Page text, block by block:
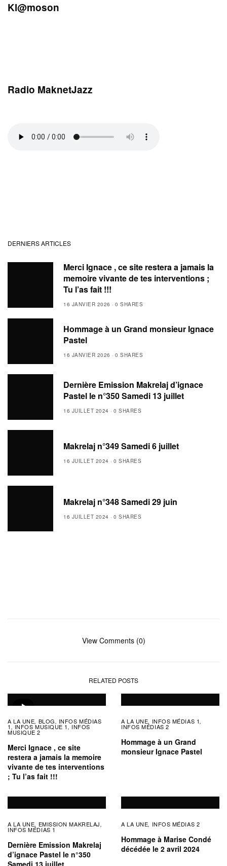
Kl@moson
Radio MaknetJazz
DERNIERS ARTICLES
Merci Ignace , ce site restera a jamais la
memoire vivante de tes interventions ;
Tu l’as fait !!!
16 JANVIER 2026 0 SHARES
Hommage à un Grand monsieur Ignace
Pastel
16 JANVIER 2026 0 SHARES
Dernière Emission Makrelaj d’ignace
Pastel le n°350 Samedi 13 juillet
16 JUILLET 2024 0 SHARES
Makrelaj n°349 Samedi 6 juillet
16 JUILLET 2024 0 SHARES
Makrelaj n°348 Samedi 29 juin
16 JUILLET 2024 0 SHARES
View Comments (0)
RELATED POSTS
A LA UNE, BLOG, INFOS MÉDIAS
1 , INFOS MUSIQUE 1 , INFOS
MUSIQUE 2
Merci Ignace , ce site
restera a jamais la memoire
vivante de tes interventions
; Tu l’as fait !!!
A LA UNE, INFOS MÉDIAS 1,
INFOS MÉDIAS 2
Hommage à un Grand
monsieur Ignace Pastel
A LA UNE, EMISSION MAKRELAJ,
INFOS MÉDIAS 1
Dernière Emission Makrelaj
d’ignace Pastel le n°350
Samedi 13 juillet
A LA UNE, INFOS MÉDIAS 2
Hommage à Marise Condé
décédée le 2 avril 2024